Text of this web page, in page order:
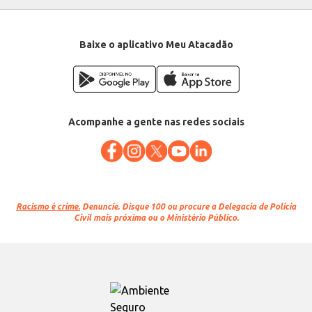
Baixe o aplicativo Meu Atacadão
Acompanhe a gente nas redes sociais
Racismo é crime. Denuncie. Disque 100 ou procure a Delegacia de Polícia
Civil mais próxima ou o Ministério Público.